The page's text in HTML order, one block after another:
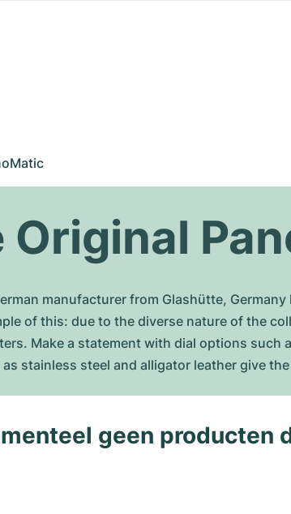
manufacturer from Glashütte,
of this: due to the diverse nature of the
Make a statement with dial options
stainless steel and alligator leather give
geen producten